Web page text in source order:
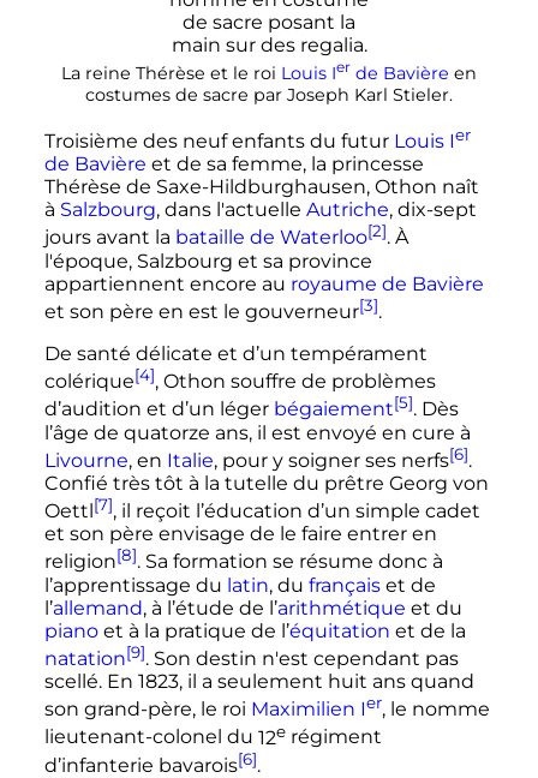
La reine Thérèse et le roi Louis Ier de Bavière en
costumes de sacre par Joseph Karl Stieler.
Troisième des neuf enfants du futur Louis Ier
de Bavière et de sa femme, la princesse
Thérèse de Saxe-Hildburghausen, Othon naît
à Salzbourg, dans l'actuelle Autriche, dix-sept
jours avant la bataille de Waterloo[2]. À
l'époque, Salzbourg et sa province
appartiennent encore au royaume de Bavière
et son père en est le gouverneur[3].
De santé délicate et d’un tempérament
colérique[4], Othon souffre de problèmes
d’audition et d’un léger bégaiement[5]. Dès
l’âge de quatorze ans, il est envoyé en cure à
Livourne, en Italie, pour y soigner ses nerfs[6].
Confié très tôt à la tutelle du prêtre Georg von
Oettl [7], il reçoit l’éducation d’un simple cadet
et son père envisage de le faire entrer en
religion[8]. Sa formation se résume donc à
l’apprentissage du latin, du françaiset de
l’allemand, à l’étude de l’arithmétique et du
pianoet à la pratique de l’équitation et de la
natation[9]. Son destin n'est cependant pas
scellé. En 1823, il a seulement huit ans quand
son grand-père, le roi Maximilien Ier, le nomme
lieutenant-colonel du 12e régiment
d’infanterie bavarois[6].